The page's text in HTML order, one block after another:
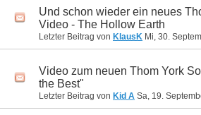
Und schon wieder ein neues
Video - The Hollow Earth
Letzter Beitrag von KlausK Mi, 30.
Video zum neuen Thom York
the Best"
Letzter Beitrag von Kid A Sa, 19.